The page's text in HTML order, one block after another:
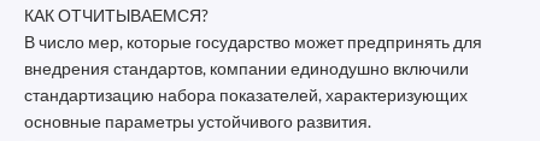
КАК ОТЧИТЫВАЕМСЯ?
В число мер, которые государство может предпринять для
внедрения стандартов, компании единодушно включили
стандартизацию набора показателей, характеризующих
основные параметры устойчивого развития.